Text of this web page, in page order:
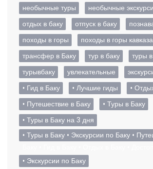
необычные туры
необычные
отдых в баку
отпуск в баку
походы в горы
походы в горы кавказа
трансфер в Баку
тур в баку
туры
турывбаку
увлекательные
• Гид в Баку
• Лучшие гиды
•
• Путешествие в Баку
• Туры в Баку
• Туры в Баку на 3 дня
• Туры в Баку • Экскурсии по Баку •
• Экскурсии по Баку